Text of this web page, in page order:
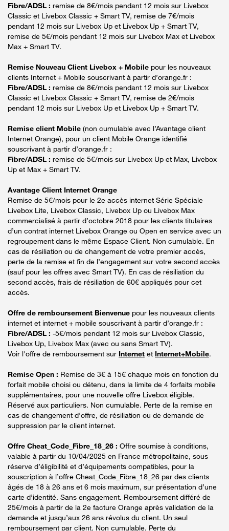
Fibre/ADSL : remise de 8€/mois pendant 12 mois sur Livebox
Classic et Livebox Classic + Smart TV, remise de 7€/mois
pendant 12 mois sur Livebox Up et Livebox Up + Smart TV,
remise de 5€/mois pendant 12 mois sur Livebox Max et Livebox
Max + Smart TV.
Remise Nouveau Client Livebox + Mobile pour les nouveaux
clients Internet + Mobile souscrivant à partir d’orange.fr :
Fibre/ADSL : remise de 8€/mois pendant 12 mois sur Livebox
Classic et Livebox Classic + Smart TV, remise de 2€/mois
pendant 12 mois sur Livebox Up et Livebox Up + Smart TV.
Remise client Mobile (non cumulable avec l’Avantage client
Internet Orange), pour un client Mobile Orange identifié
souscrivant à partir d’orange.fr :
Fibre/ADSL : remise de 5€/mois sur Livebox Up et Max, Livebox
Up et Max + Smart TV.
Avantage Client Internet Orange
Remise de 5€/mois pour le 2e accès internet Série Spéciale
Livebox Lite, Livebox Classic, Livebox Up ou Livebox Max
commercialisé à partir d’octobre 2018 pour les clients titulaires
d’un contrat internet Livebox Orange ou Open en service avec un
regroupement dans le même Espace Client. Non cumulable. En
cas de résiliation ou de changement de votre premier accès,
perte de la remise et fin de l’engagement sur votre second accès
(sauf pour les offres avec Smart TV). En cas de résiliation du
second accès, frais de résiliation de 60€ appliqués pour cet
accès.
Offre de remboursement Bienvenue pour les nouveaux clients
internet et internet + mobile souscrivant à partir d’orange.fr :
Fibre/ADSL : -5€/mois pendant 12 mois sur Livebox Classic,
Livebox Up, Livebox Max (avec ou sans Smart TV).
Voir l'offre de remboursement sur Internet et Internet+Mobile.
Remise Open : Remise de 3€ à 15€ chaque mois en fonction du
forfait mobile choisi ou détenu, dans la limite de 4 forfaits mobile
supplémentaires, pour une nouvelle offre Livebox éligible.
Réservé aux particuliers. Non cumulable. Perte de la remise en
cas de changement d'offre, de résiliation ou de demande de
suppression par le client internet.
Offre Cheat_Code_Fibre_18_26 : Offre soumise à conditions,
valable à partir du 10/04/2025 en France métropolitaine, sous
réserve d’éligibilité et d’équipements compatibles, pour la
souscription à l’offre Cheat_Code_Fibre_18_26 par des clients
âgés de 18 à 26 ans et 6 mois maximum, sur présentation d’une
carte d’identité. Sans engagement. Remboursement différé de
25€/mois à partir de la 2e facture Orange après validation de la
demande et jusqu’aux 26 ans révolus du client. Un seul
remboursement par client. Non cumulable. Perte du